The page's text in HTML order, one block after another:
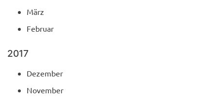
März
Februar
2017
Dezember
November